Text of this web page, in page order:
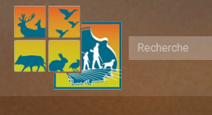
Recherche
: